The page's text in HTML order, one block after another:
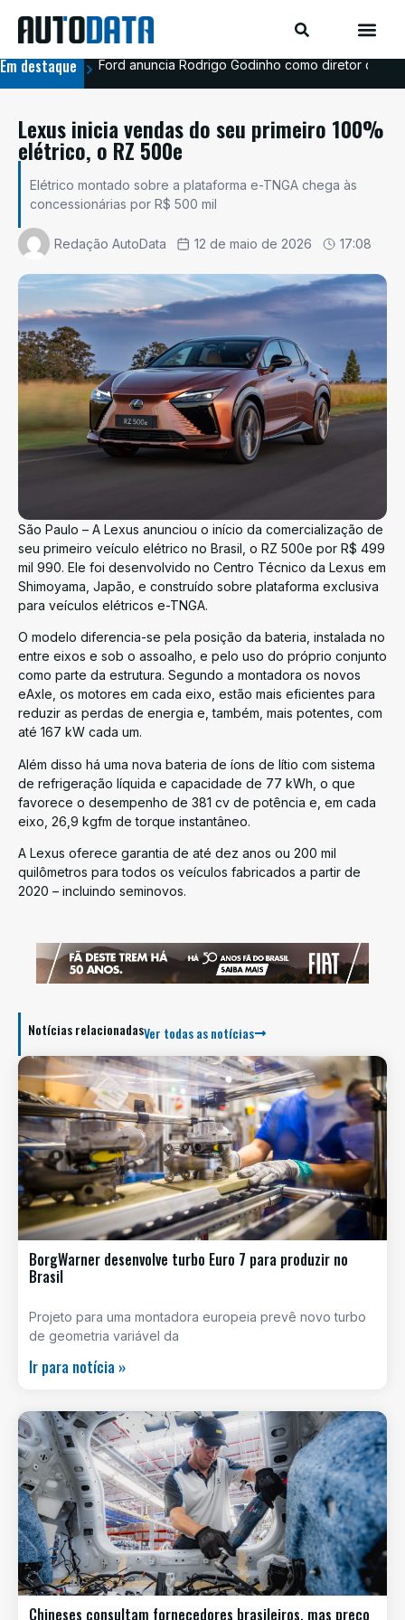
Em destaque Ford anuncia Rodrigo Godinho como diretor de
Lexus inicia vendas do seu primeiro 100%
elétrico, o RZ 500e
Elétrico montado sobre a plataforma e-TNGA chega às
concessionárias por R$ 500 mil
Redação AutoData 12 de maio de 2026 17:08
São Paulo – A Lexus anunciou o início da comercialização de
seu primeiro veículo elétrico no Brasil, o RZ 500e por R$ 499
mil 990. Ele foi desenvolvido no Centro Técnico da Lexus em
Shimoyama, Japão, e construído sobre plataforma exclusiva
para veículos elétricos e-TNGA.
O modelo diferencia-se pela posição da bateria, instalada no
entre eixos e sob o assoalho, e pelo uso do próprio conjunto
como parte da estrutura. Segundo a montadora os novos
eAxle, os motores em cada eixo, estão mais eficientes para
reduzir as perdas de energia e, também, mais potentes, com
até 167 kW cada um.
Além disso há uma nova bateria de íons de lítio com sistema
de refrigeração líquida e capacidade de 77 kWh, o que
favorece o desempenho de 381 cv de potência e, em cada
eixo, 26,9 kgfm de torque instantâneo.
A Lexus oferece garantia de até dez anos ou 200 mil
quilômetros para todos os veículos fabricados a partir de
2020 – incluindo seminovos.
Notícias relacionadasVer todas as notícias
BorgWarner desenvolve turbo Euro 7 para produzir no
Brasil
Projeto para uma montadora europeia prevê novo turbo
de geometria variável da
Ir para notícia »
Chineses consultam fornecedores brasileiros, mas preço